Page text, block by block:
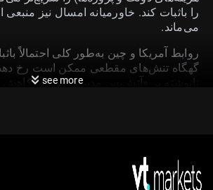
را باثبات کند. خاورمیانه امسال نیز منبعی
می‌ماند.
روابط آمریکا و چین به‌طور کلی احتمالاً
گهگاه تنش‌های مقطعی ممکن است رخ
نانوشته بر «آتش‌بس مدیریت‌شده»
می‌داشت، اما تقاضای داخلی—که در
سرمایه‌گذاری دیده می‌شود—نگران‌کننده و
see more